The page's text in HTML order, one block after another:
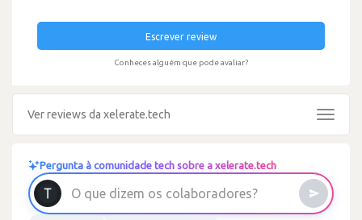
Escrever review
Conheces alguém que pode avaliar?
Ver reviews da xelerate.tech
Toggle
Pergunta à comunidade tech sobre a xelerate.tech
O que d izem os colaborad ores?